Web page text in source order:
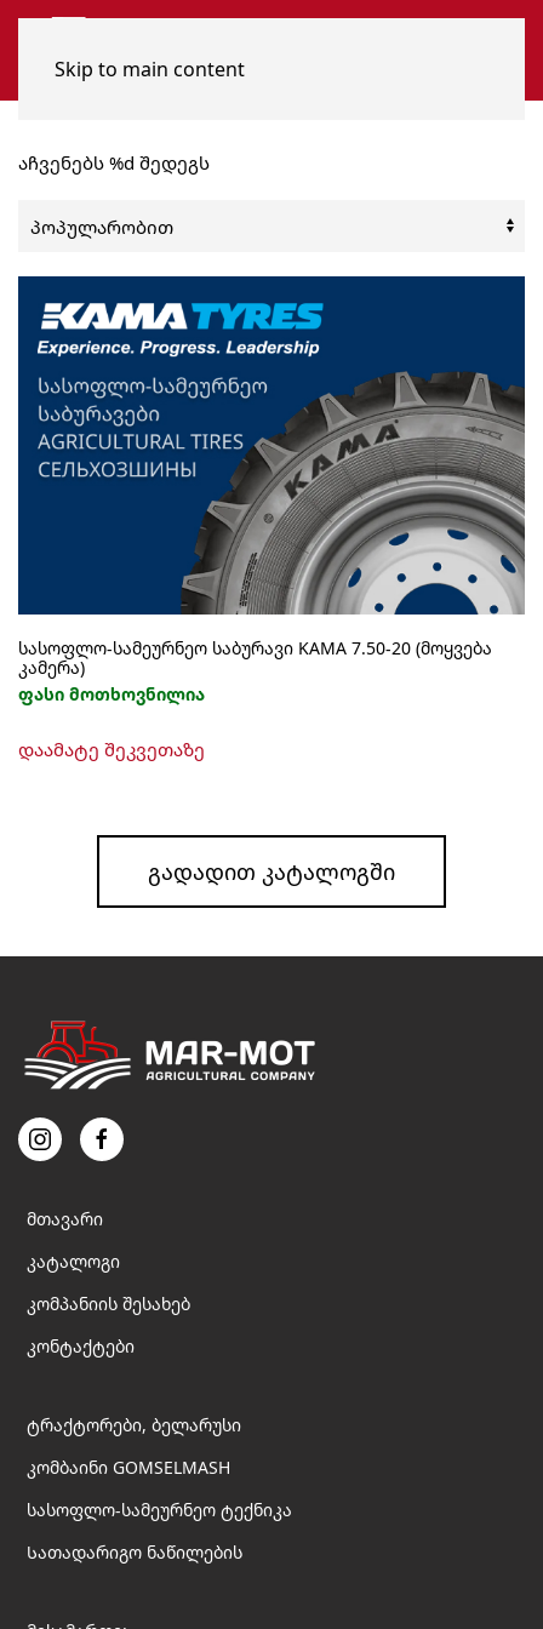
Skip to main content
აჩვენებს %d შედეგს
სასოფლო-სამეურნეო საბურავი KAMA 7.50-20 (მოყვება
კამერა)
ფასი მოთხოვნილია
დაამატე შეკვეთაზე
ᲒᲐᲓᲐᲓᲘᲗ ᲙᲐᲢᲐᲚᲝᲒᲨᲘ
მთავარი
კატალოგი
კომპანიის შესახებ
კონტაქტები
ტრაქტორები, ბელარუსი
კომბაინი GOMSELMASH
სასოფლო-სამეურნეო ტექნიკა
Სათადარიგო ნაწილების